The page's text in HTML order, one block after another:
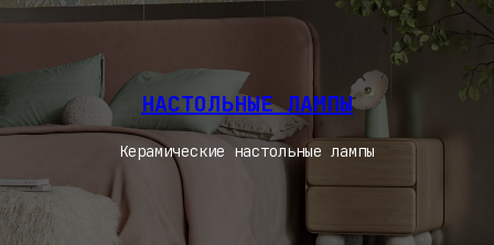
НАСТОЛЬНЫЕ ЛАМПЫ
Керамические настольные лампы